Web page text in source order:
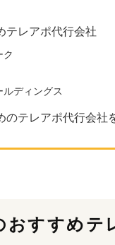
テレアポ代行会社
ク
ディングス
のテレアポ代行会社
おすすめテ